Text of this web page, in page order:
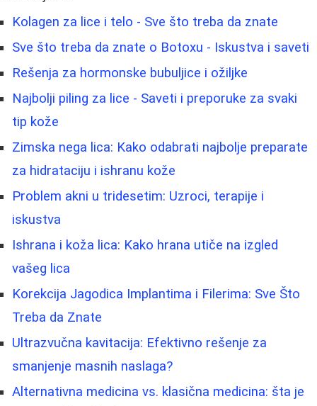
Kolagen za lice i telo - Sve što treba da znate
Sve što treba da znate o Botoxu - Iskustva i saveti
Rešenja za hormonske bubuljice i ožiljke
Najbolji piling za lice - Saveti i preporuke za svaki
tip kože
Zimska nega lica: Kako odabrati najbolje preparate
za hidrataciju i ishranu kože
Problem akni u tridesetim: Uzroci, terapije i
iskustva
Ishrana i koža lica: Kako hrana utiče na izgled
vašeg lica
Korekcija Jagodica Implantima i Filerima: Sve Što
Treba da Znate
Ultrazvučna kavitacija: Efektivno rešenje za
smanjenje masnih naslaga?
Alternativna medicina vs. klasična medicina: šta je